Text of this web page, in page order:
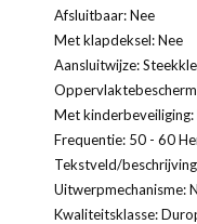
Afsluitbaar: Nee
Met klapdeksel: Nee
Aansluitwijze:
Met kinderbeveiliging:
Frequentie: 50 - 60
Tekstveld/
Uitwerpmechanisme:
Kwaliteitsklasse: